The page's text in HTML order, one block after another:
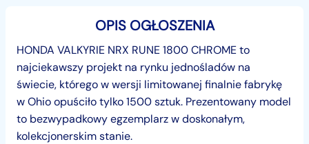
OPIS OGŁOSZENIA
HONDA VALKYRIE NRX RUNE 1800 CHROME to
najciekawszy projekt na rynku jednośladów na
świecie, którego w wersji limitowanej finalnie fabrykę
w Ohio opuściło tylko 1500 sztuk. Prezentowany model
to bezwypadkowy egzemplarz w doskonałym,
kolekcjonerskim stanie.